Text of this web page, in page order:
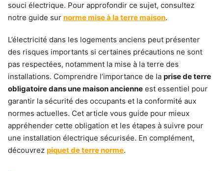
souci électrique. Pour approfondir ce sujet, consultez
notre guide sur norme mise à la terre maison.
L’électricité dans les logements anciens peut présenter
des risques importants si certaines précautions ne sont
pas respectées, notamment la mise à la terre des
installations. Comprendre l’importance de la prise de terre
obligatoire dans une maison ancienne est essentiel pour
garantir la sécurité des occupants et la conformité aux
normes actuelles. Cet article vous guide pour mieux
appréhender cette obligation et les étapes à suivre pour
une installation électrique sécurisée. En complément,
découvrez piquet de terre norme.